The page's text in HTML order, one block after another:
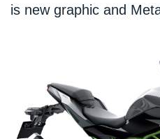
is new graphic and